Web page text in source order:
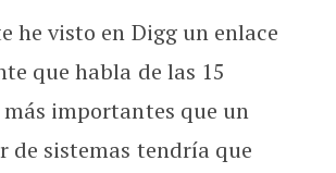
he visto en Digg un enlace
que habla de las 15
importantes que un
de sistemas tendría que